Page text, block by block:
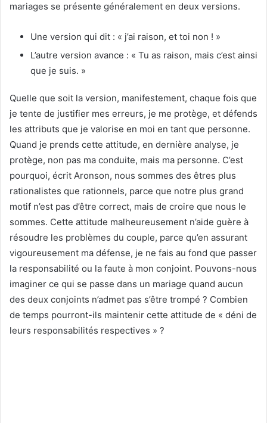
mariages se présente généralement en deux versions.
Une version qui dit : « j’ai raison, et toi non ! »
L’autre version avance : « Tu as raison, mais c’est ainsi
que je suis. »
Quelle que soit la version, manifestement, chaque fois que
je tente de justifier mes erreurs, je me protège, et défends
les attributs que je valorise en moi en tant que personne.
Quand je prends cette attitude, en dernière analyse, je
protège, non pas ma conduite, mais ma personne. C’est
pourquoi, écrit Aronson, nous sommes des êtres plus
rationalistes que rationnels, parce que notre plus grand
motif n’est pas d’être correct, mais de croire que nous le
sommes. Cette attitude malheureusement n’aide guère à
résoudre les problèmes du couple, parce qu’en assurant
vigoureusement ma défense, je ne fais au fond que passer
la responsabilité ou la faute à mon conjoint. Pouvons-nous
imaginer ce qui se passe dans un mariage quand aucun
des deux conjoints n’admet pas s’être trompé ? Combien
de temps pourront-ils maintenir cette attitude de « déni de
leurs responsabilités respectives » ?